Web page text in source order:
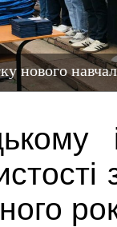
нового